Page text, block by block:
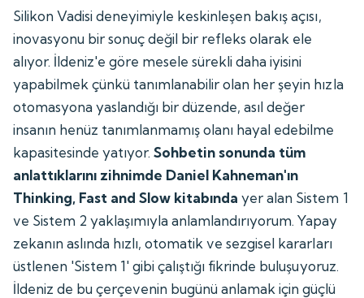
Silikon Vadisi deneyimiyle keskinleşen bakış açısı,
inovasyonu bir sonuç değil bir refleks olarak ele
alıyor. İldeniz'e göre mesele sürekli daha iyisini
yapabilmek çünkü tanımlanabilir olan her şeyin hızla
otomasyona yaslandığı bir düzende, asıl değer
insanın henüz tanımlanmamış olanı hayal edebilme
kapasitesinde yatıyor.Sohbetin sonunda tüm
anlattıklarını zihnimde Daniel Kahneman'ın
Thinking, Fast and Slow kitabında yer alan Sistem 1
ve Sistem 2 yaklaşımıyla anlamlandırıyorum. Yapay
zekanın aslında hızlı, otomatik ve sezgisel kararları
üstlenen 'Sistem 1' gibi çalıştığı fikrinde buluşuyoruz.
İldeniz de bu çerçevenin bugünü anlamak için güçlü